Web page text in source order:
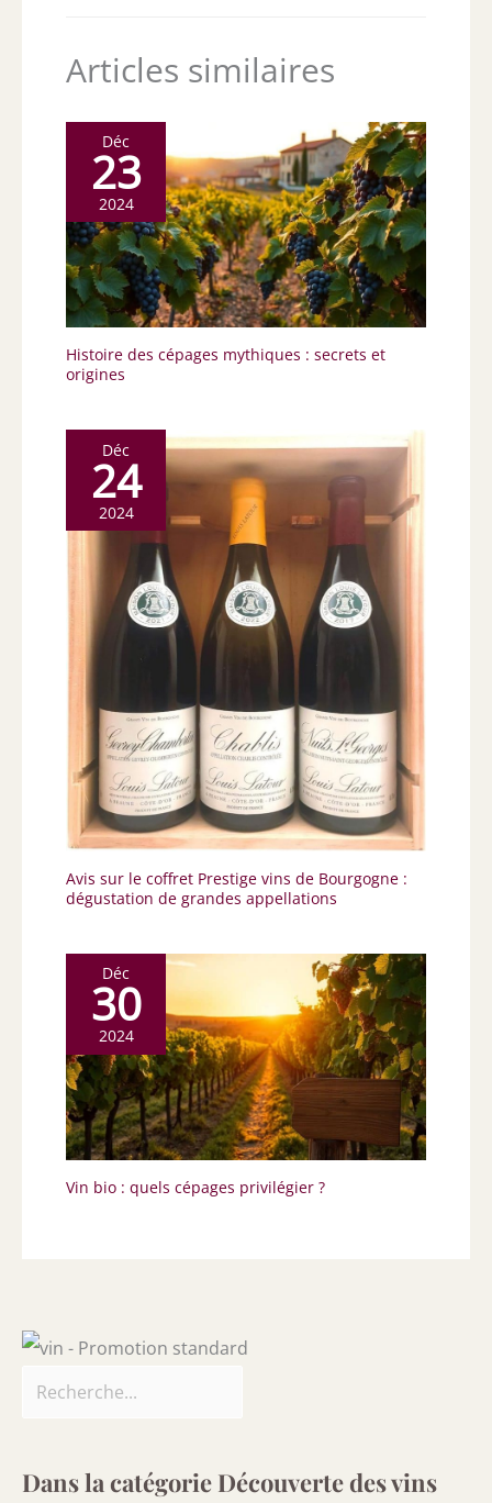
Articles similaires
Déc
23
2024
Histoire des cépages mythiques : secrets et
origines
Déc
24
2024
Avis sur le coffret Prestige vins de Bourgogne :
dégustation de grandes appellations
Déc
30
2024
Vin bio : quels cépages privilégier ?
Dans la catégorie Découverte des vins